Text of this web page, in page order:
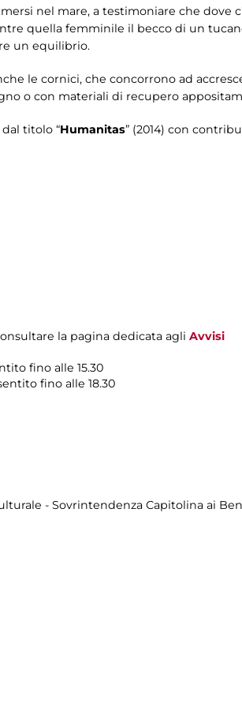
nel mare, a testimoniare che dove
quella femminile il becco di un
un equilibrio.
le cornici, che concorrono ad
o con materiali di recupero
titolo “Humanitas” (2014) con
la pagina dedicata agli Avvisi
fino alle 15.30
fino alle 18.30
- Sovrintendenza Capitolina ai